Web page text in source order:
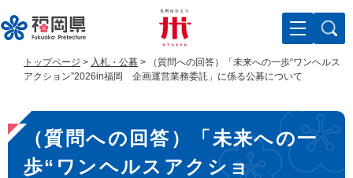
ー
ジ
す
。
ニ
ュ
し
て
トップページ > 入札・公募 >
（質問への回答）「未来への一歩“ワンヘルス
アクション”2026in福岡 企画運営業務委託」に係る公募について
本
文
（質問への回答）「未来への一
歩“ワンヘルスアクショ